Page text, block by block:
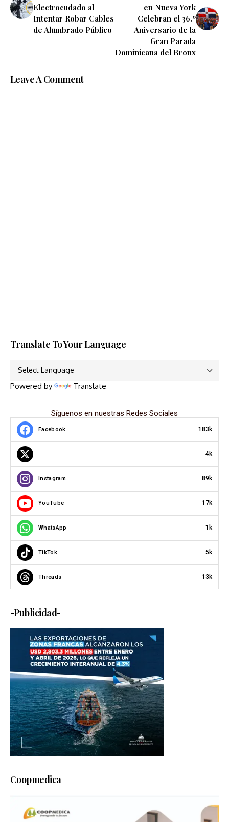
Electrocudado al
Intentar Robar Cables
de Alumbrado Público
en Nueva York
Celebran el 36.º
Aniversario de la
Gran Parada
Dominicana del Bronx
Leave A Comment
Translate To Your Language
Powered by Translate
Síguenos en nuestras Redes Sociales
Facebook 183k
4k
Instagram 89k
YouTube 17k
WhatsApp 1k
TikTok 5k
Threads 13k
-Publicidad-
Coopmedica